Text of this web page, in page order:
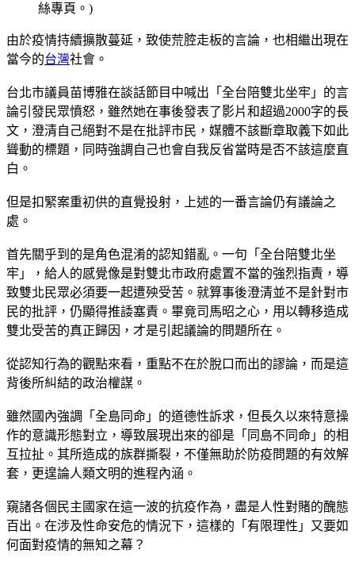
絲專頁。)
由於疫情持續擴散蔓延，致使荒腔走板的言論，也相繼出現在
當今的台灣社會。
台北市議員苗博雅在談話節目中喊出「全台陪雙北坐牢」的言
論引發民眾憤怒，雖然她在事後發表了影片和超過2000字的長
文，澄清自己絕對不是在批評市民，媒體不該斷章取義下如此
聳動的標題，同時強調自己也會自我反省當時是否不該這麼直
白。
但是扣緊案重初供的直覺投射，上述的一番言論仍有議論之
處。
首先關乎到的是角色混淆的認知錯亂。一句「全台陪雙北坐
牢」，給人的感覺像是對雙北市政府處置不當的強烈指責，導
致雙北民眾必須要一起遭殃受苦。就算事後澄清並不是針對市
民的批評，仍顯得推諉塞責。畢竟司馬昭之心，用以轉移造成
雙北受苦的真正歸因，才是引起議論的問題所在。
從認知行為的觀點來看，重點不在於脫口而出的謬論，而是這
背後所糾結的政治權謀。
雖然國內強調「全島同命」的道德性訴求，但長久以來特意操
作的意識形態對立，導致展現出來的卻是「同島不同命」的相
互拉扯。其所造成的族群撕裂，不僅無助於防疫問題的有效解
套，更遑論人類文明的進程內涵。
窺諸各個民主國家在這一波的抗疫作為，盡是人性對賭的醜態
百出。在涉及性命安危的情況下，這樣的「有限理性」又要如
何面對疫情的無知之幕？